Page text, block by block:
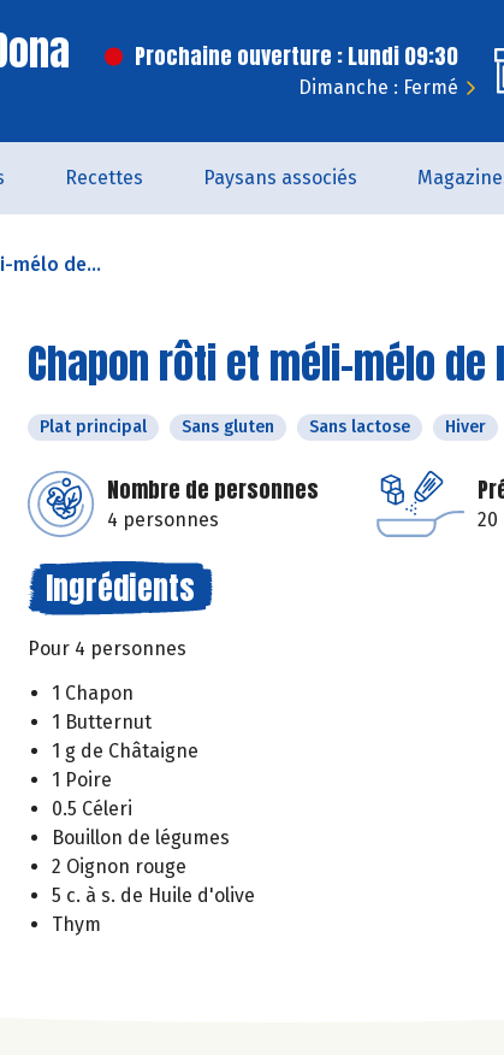
Prochaine ouverture : Lundi 09:30
Dimanche : Fermé
Recettes Paysans associés
mélo de...
Chapon rôti et méli-mélo de
Plat principal Sans gluten Sans lactose Hiver
Nombre de personnes
4 personnes 20
Ingrédients
Pour 4 personnes
1 Chapon
1 Butternut
1 g de Châtaigne
1 Poire
0.5 Céleri
Bouillon de légumes
2 Oignon rouge
5 c. à s. de Huile d'olive
Thym